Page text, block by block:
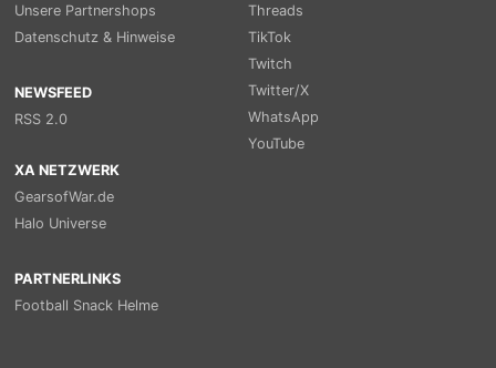
Unsere Partnershops
Datenschutz & Hinweise
NEWSFEED
RSS 2.0
Threads
TikTok
Twitch
Twitter/X
WhatsApp
YouTube
XA NETZWERK
GearsofWar.de
Halo Universe
PARTNERLINKS
Football Snack Helme